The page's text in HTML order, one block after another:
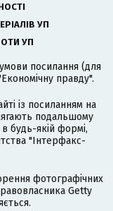
УП
УП
посилання (для
правду".
із посиланням на
подальшому
будь-якій формі,
"Інтерфакс-
фотографічних
Getty